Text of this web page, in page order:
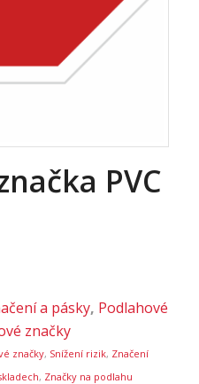
PVC
a pásky, Podlahové
značky
značky, Snížení rizik, Značení
, Značky na podlahu